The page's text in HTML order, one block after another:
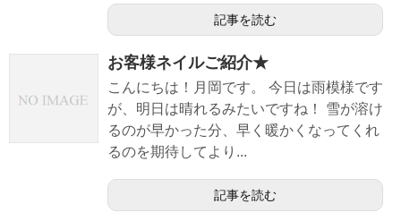
記事を読む
お客様ネイルご紹介★
こんにちは！月岡です。 今日は雨模様です
が、明日は晴れるみたいですね！ 雪が溶け
るのが早かった分、早く暖かくなってくれ
るのを期待してより...
記事を読む